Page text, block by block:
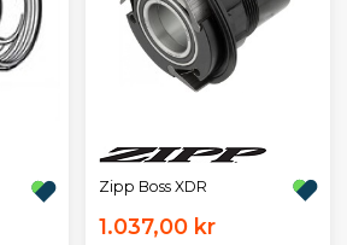
Zipp Boss XDR
1.037,00 kr